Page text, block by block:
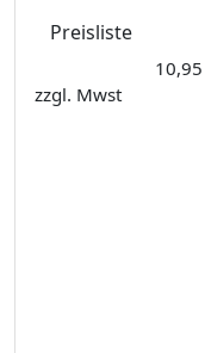
Preisliste
zzgl. Mwst